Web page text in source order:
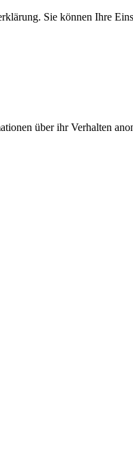
Sie können Ihre
über ihr Verhalten